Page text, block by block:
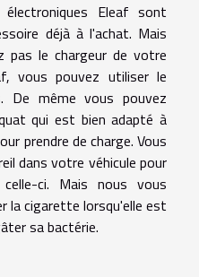
Eleaf sont
déjà à l'achat. Mais
pas le chargeur de votre
vous pouvez utiliser le
De même vous pouvez
qui est bien adapté à
prendre de charge. Vous
dans votre véhicule pour
ci. Mais nous vous
la cigarette lorsqu'elle est
sa bactérie.